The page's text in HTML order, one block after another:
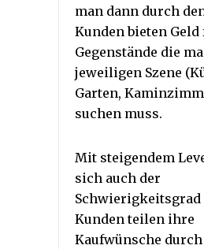
man dann durch
Kunden bieten Geld
Gegenstände die
jeweiligen Szene
Garten,
suchen muss.
Mit steigendem
sich auch der
Schwierigkeitsgrad
Kunden teilen ihre
Kaufwünsche durch